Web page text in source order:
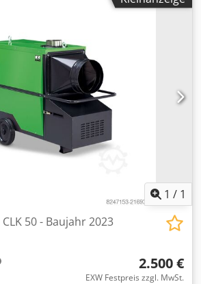
Gebraucht aus Vermietung,
Sie uns gerne für aktuelle Fotos -
Einbeck nach Vereinbarung möglich
MwSt. | EXW Einbeck | Lieferung auf
1 / 1
50 - Baujahr 2023
2.500 €
EXW Festpreis zzgl. MwSt.